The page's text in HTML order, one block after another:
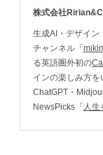
株式会社
生成AI・デザイン
チャンネル「
る英語圏外初の
インの楽しみ方を
ChatGPT・
NewsPicks「 人生